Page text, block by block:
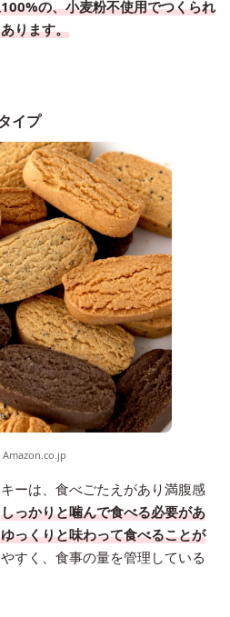
の、小麦粉不使用でつくられ
ります。
イプ
Amazon.co.jp
ーは、食べごたえがあり満腹感
しっかりと噛んで食べる必要があ
っくりと味わって食べることが
すく、食事の量を管理している